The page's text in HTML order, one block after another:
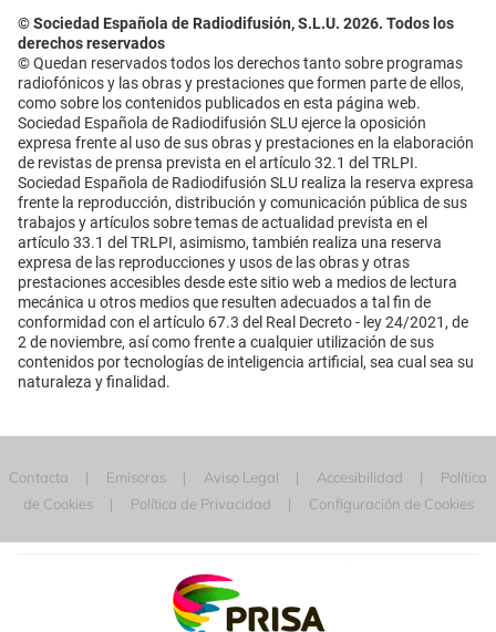
© Sociedad Española de Radiodifusión, S.L.U. 2026. Todos los
derechos reservados
© Quedan reservados todos los derechos tanto sobre programas
radiofónicos y las obras y prestaciones que formen parte de ellos,
como sobre los contenidos publicados en esta página web.
Sociedad Española de Radiodifusión SLU ejerce la oposición
expresa frente al uso de sus obras y prestaciones en la elaboración
de revistas de prensa prevista en el artículo 32.1 del TRLPI.
Sociedad Española de Radiodifusión SLU realiza la reserva expresa
frente la reproducción, distribución y comunicación pública de sus
trabajos y artículos sobre temas de actualidad prevista en el
artículo 33.1 del TRLPI, asimismo, también realiza una reserva
expresa de las reproducciones y usos de las obras y otras
prestaciones accesibles desde este sitio web a medios de lectura
mecánica u otros medios que resulten adecuados a tal fin de
conformidad con el artículo 67.3 del Real Decreto - ley 24/2021, de
2 de noviembre, así como frente a cualquier utilización de sus
contenidos por tecnologías de inteligencia artificial, sea cual sea su
naturaleza y finalidad.
Contacta Emisoras Aviso Legal Accesibilidad
Política
de Cookies
Política de Privacidad Configuración de Cookies